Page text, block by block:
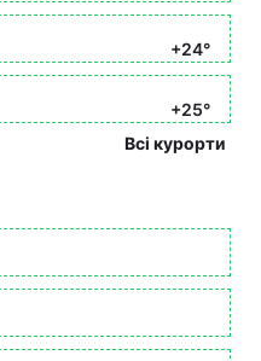
+24°
+25°
Всі курорти